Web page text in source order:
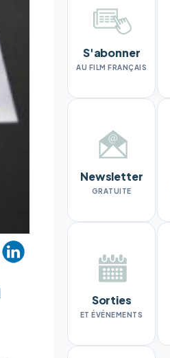
S'abonner
AU FILM FRANÇAIS
Newsletter
GRATUITE
Sorties
ET ÉVÉNEMENTS